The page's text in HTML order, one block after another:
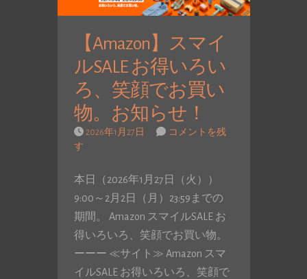
【Amazon】スマイ
ルSALE お得いろい
ろ、笑顔でお買い
物。お知らせ！
2026年1月27日
コメントを残
す
本日（2026年1月27日（火））
9:00～2月2日（月）23:59までの
期間。 Amazon スマイルSALE お
得いろいろ、笑顔でお買い物。
ーーー ≪サイト≫ Amazon スマ
イルSALE お得いろいろ、笑顔で